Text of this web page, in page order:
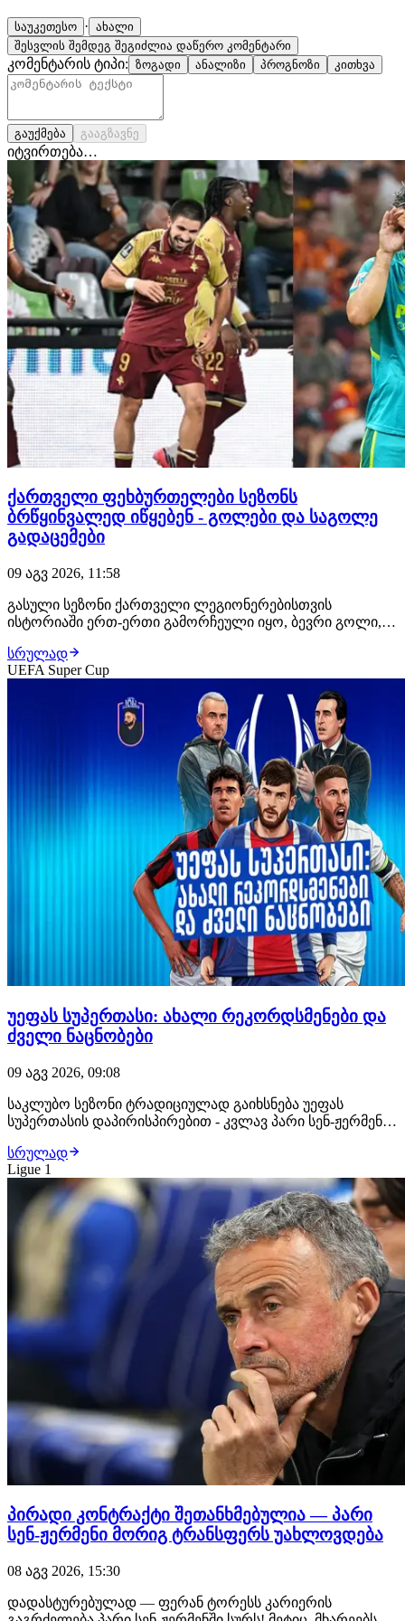
საუკეთესო · ახალი
შესვლის შემდეგ შეგიძლია დაწერო კომენტარი
კომენტარის ტიპი: ზოგადი ანალიზი პროგნოზი კითხვა
გაუქმება გააგზავნე
იტვირთება…
ქართველი ფეხბურთელები სეზონს
ბრწყინვალედ იწყებენ - გოლები და საგოლე
გადაცემები
09 აგვ 2026, 11:58
გასული სეზონი ქართველი ლეგიონერებისთვის
ისტორიაში ერთ-ერთი გამორჩეული იყო, ბევრი გოლი,
დაიწყო, რომ ქართველებისთვის ეს სეზონიც შედეგიანი
უნდა იყოს. ჩვენმა ლეგიონერებმა სეზონი ბრწყინვალედ
დაიწყეს. ჯერ თავი ირაკლი იეგოიანმა გამოიჩინა,
სრულად
UEFA Super Cup
უეფას სუპერთასი: ახალი რეკორდსმენები და
ძველი ნაცნობები
09 აგვ 2026, 09:08
საკლუბო სეზონი ტრადიციულად გაიხსნება უეფას
სუპერთასის დაპირისპირებით - კვლავ პარი სენ-ჟერმენი,
მეორედ და მისი მოწინააღმდეგე, ევროპა ლიგის
ტრიუმფატორი ასტონ ვილა. აღნიშნულ შეხვედრას არც
ინტრიგა აკლია და არც ისტორიული კონტექსტი. პსჟ-ს
გამ…
სრულად
Ligue 1
პირადი კონტრაქტი შეთანხმებულია — პარი
სენ-ჟერმენი მორიგ ტრანსფერს უახლოვდება
08 აგვ 2026, 15:30
დადასტურებულად — ფერან ტორესს კარიერის